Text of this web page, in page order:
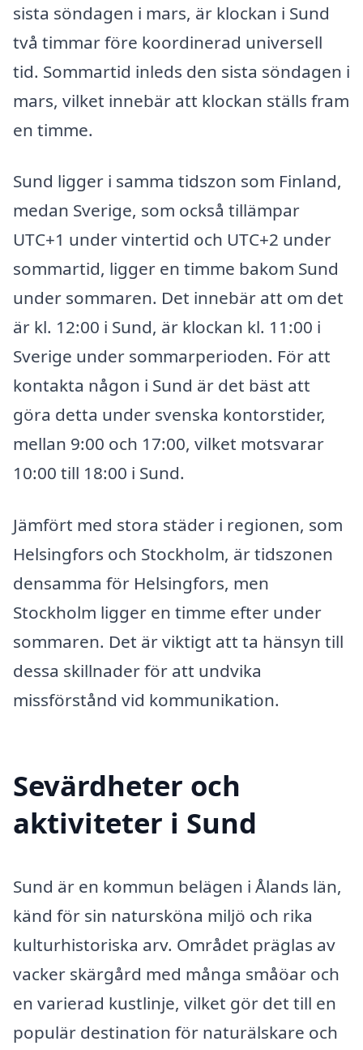
sista söndagen i mars, är klockan i Sund
två timmar före koordinerad universell
tid. Sommartid inleds den sista söndagen i
mars, vilket innebär att klockan ställs fram
en timme.
Sund ligger i samma tidszon som Finland,
medan Sverige, som också tillämpar
UTC+1 under vintertid och UTC+2 under
sommartid, ligger en timme bakom Sund
under sommaren. Det innebär att om det
är kl. 12:00 i Sund, är klockan kl. 11:00 i
Sverige under sommarperioden. För att
kontakta någon i Sund är det bäst att
göra detta under svenska kontorstider,
mellan 9:00 och 17:00, vilket motsvarar
10:00 till 18:00 i Sund.
Jämfört med stora städer i regionen, som
Helsingfors och Stockholm, är tidszonen
densamma för Helsingfors, men
Stockholm ligger en timme efter under
sommaren. Det är viktigt att ta hänsyn till
dessa skillnader för att undvika
missförstånd vid kommunikation.
Sevärdheter och
aktiviteter i Sund
Sund är en kommun belägen i Ålands län,
känd för sin natursköna miljö och rika
kulturhistoriska arv. Området präglas av
vacker skärgård med många småöar och
en varierad kustlinje, vilket gör det till en
populär destination för naturälskare och